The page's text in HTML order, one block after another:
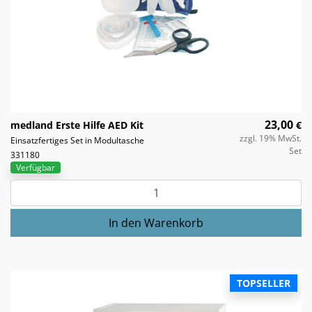
medland Erste Hilfe AED Kit
Einsatzfertiges Set in Modultasche
331180
23,00 €
zzgl. 19% MwSt.
Set
Verfügbar
TOPSELLER